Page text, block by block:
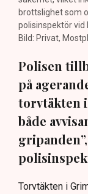
brottslighet som
polisinspektör vid
Bild: Privat,
Polisen
på
torvtäkten
både
Torvtäkten i